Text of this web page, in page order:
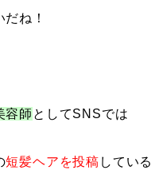
ね！
容師 としてSNSでは
短髪ヘアを投稿 している